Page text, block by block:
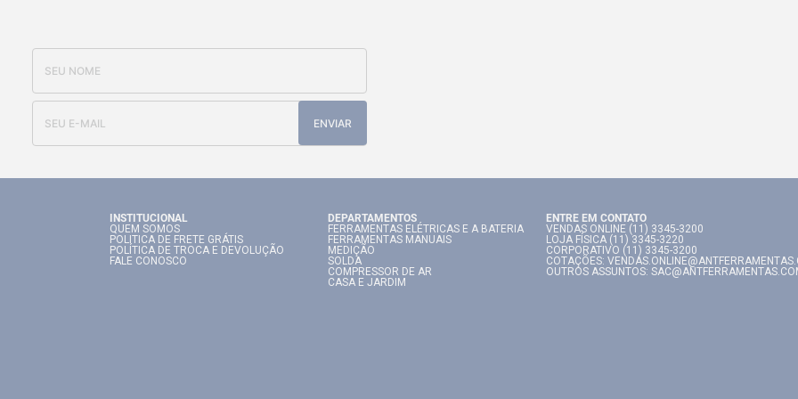
ENVIAR
INSTITUCIONAL
QUEM SOMOS
POLITICA DE FRETE GRÁTIS
POLÍTICA DE TROCA E DEVOLUÇÃO
FALE CONOSCO
DEPARTAMENTOS
FERRAMENTAS ELÉTRICAS E A BATERIA
FERRAMENTAS MANUAIS
MEDIÇÃO
SOLDA
COMPRESSOR DE AR
CASA E JARDIM
ENTRE EM CONTATO
VENDAS ONLINE (11) 3345-3200
LOJA FÍSICA (11) 3345-3220
CORPORATIVO (11) 3345-3200
COTAÇÕES:
OUTROS ASSUNTOS: